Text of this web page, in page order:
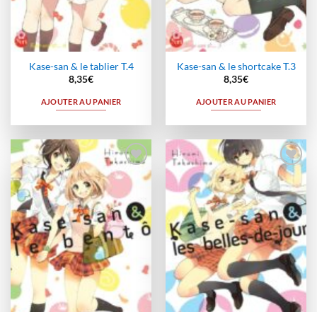
Kase-san & le tablier T.4
8,35€
AJOUTER AU PANIER
Kase-san & le shortcake T.3
8,35€
AJOUTER AU PANIER
Ajouter
wishlist
Ajouter
à la
wishlist